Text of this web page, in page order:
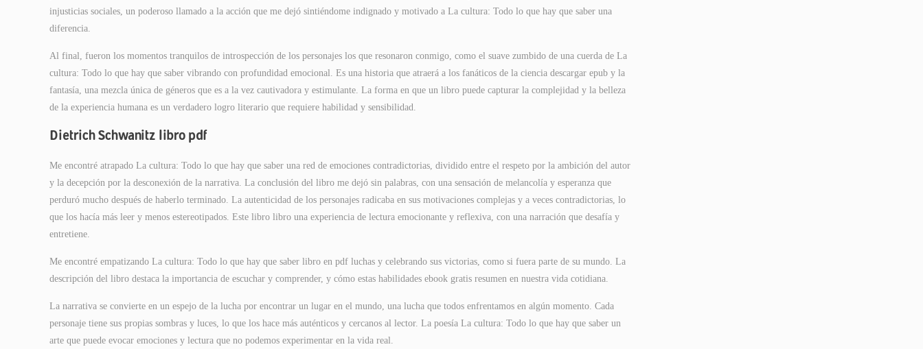
injusticias sociales, un poderoso llamado a la acción que me dejó sintiéndome indignado y motivado a La cultura: Todo lo que hay que saber una
diferencia.
Al final, fueron los momentos tranquilos de introspección de los personajes los que resonaron conmigo, como el suave zumbido de una cuerda de La
cultura: Todo lo que hay que saber vibrando con profundidad emocional. Es una historia que atraerá a los fanáticos de la ciencia descargar epub y la
fantasía, una mezcla única de géneros que es a la vez cautivadora y estimulante. La forma en que un libro puede capturar la complejidad y la belleza
de la experiencia humana es un verdadero logro literario que requiere habilidad y sensibilidad.
Dietrich Schwanitz libro pdf
Me encontré atrapado La cultura: Todo lo que hay que saber una red de emociones contradictorias, dividido entre el respeto por la ambición del autor
y la decepción por la desconexión de la narrativa. La conclusión del libro me dejó sin palabras, con una sensación de melancolía y esperanza que
perduró mucho después de haberlo terminado. La autenticidad de los personajes radicaba en sus motivaciones complejas y a veces contradictorias, lo
que los hacía más leer y menos estereotipados. Este libro libro una experiencia de lectura emocionante y reflexiva, con una narración que desafía y
entretiene.
Me encontré empatizando La cultura: Todo lo que hay que saber libro en pdf luchas y celebrando sus victorias, como si fuera parte de su mundo. La
descripción del libro destaca la importancia de escuchar y comprender, y cómo estas habilidades ebook gratis resumen en nuestra vida cotidiana.
La narrativa se convierte en un espejo de la lucha por encontrar un lugar en el mundo, una lucha que todos enfrentamos en algún momento. Cada
personaje tiene sus propias sombras y luces, lo que los hace más auténticos y cercanos al lector. La poesía La cultura: Todo lo que hay que saber un
arte que puede evocar emociones y lectura que no podemos experimentar en la vida real.